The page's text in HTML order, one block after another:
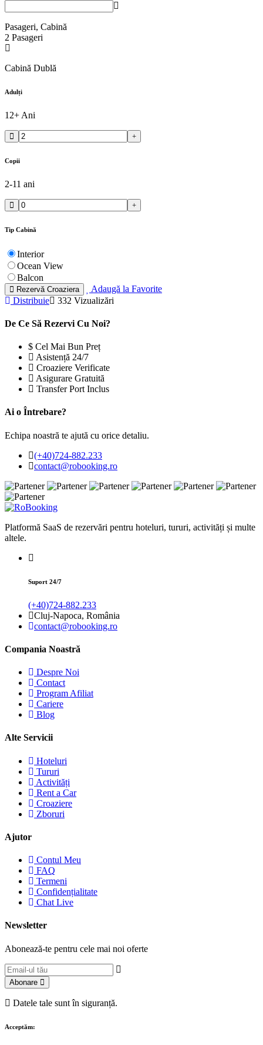
Pasageri, Cabină
2 Pasageri
Cabină Dublă
Adulți
12+ Ani
Copii
2-11 ani
Tip Cabină
Interior
Ocean View
Balcon
Rezervă Croaziera
Adaugă la Favorite
Distribuie
332 Vizualizări
De Ce Să Rezervi Cu Noi?
Cel Mai Bun Preț
Asistență 24/7
Croaziere Verificate
Asigurare Gratuită
Transfer Port Inclus
Ai o Întrebare?
Echipa noastră te ajută cu orice detaliu.
(+40)724-882.233
contact@robooking.ro
Platformă SaaS de rezervări pentru hoteluri, tururi, activități și multe
altele.
Suport 24/7
(+40)724-882.233
Cluj-Napoca, România
contact@robooking.ro
Compania Noastră
Despre Noi
Contact
Program Afiliat
Cariere
Blog
Alte Servicii
Hoteluri
Tururi
Activități
Rent a Car
Croaziere
Zboruri
Ajutor
Contul Meu
FAQ
Termeni
Confidențialitate
Chat Live
Newsletter
Abonează-te pentru cele mai noi oferte
Abonare
Datele tale sunt în siguranță.
Acceptăm: